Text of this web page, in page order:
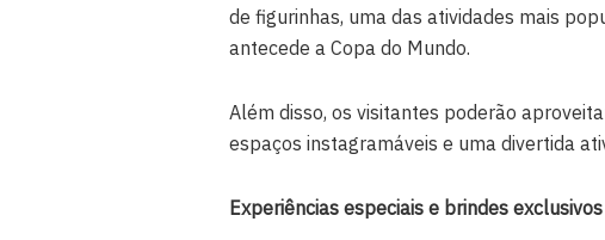
de figurinhas, uma das atividades mais
antecede a Copa do Mundo.
Além disso, os visitantes poderão
espaços instagramáveis e uma divertida
Experiências especiais e brindes exclusivos